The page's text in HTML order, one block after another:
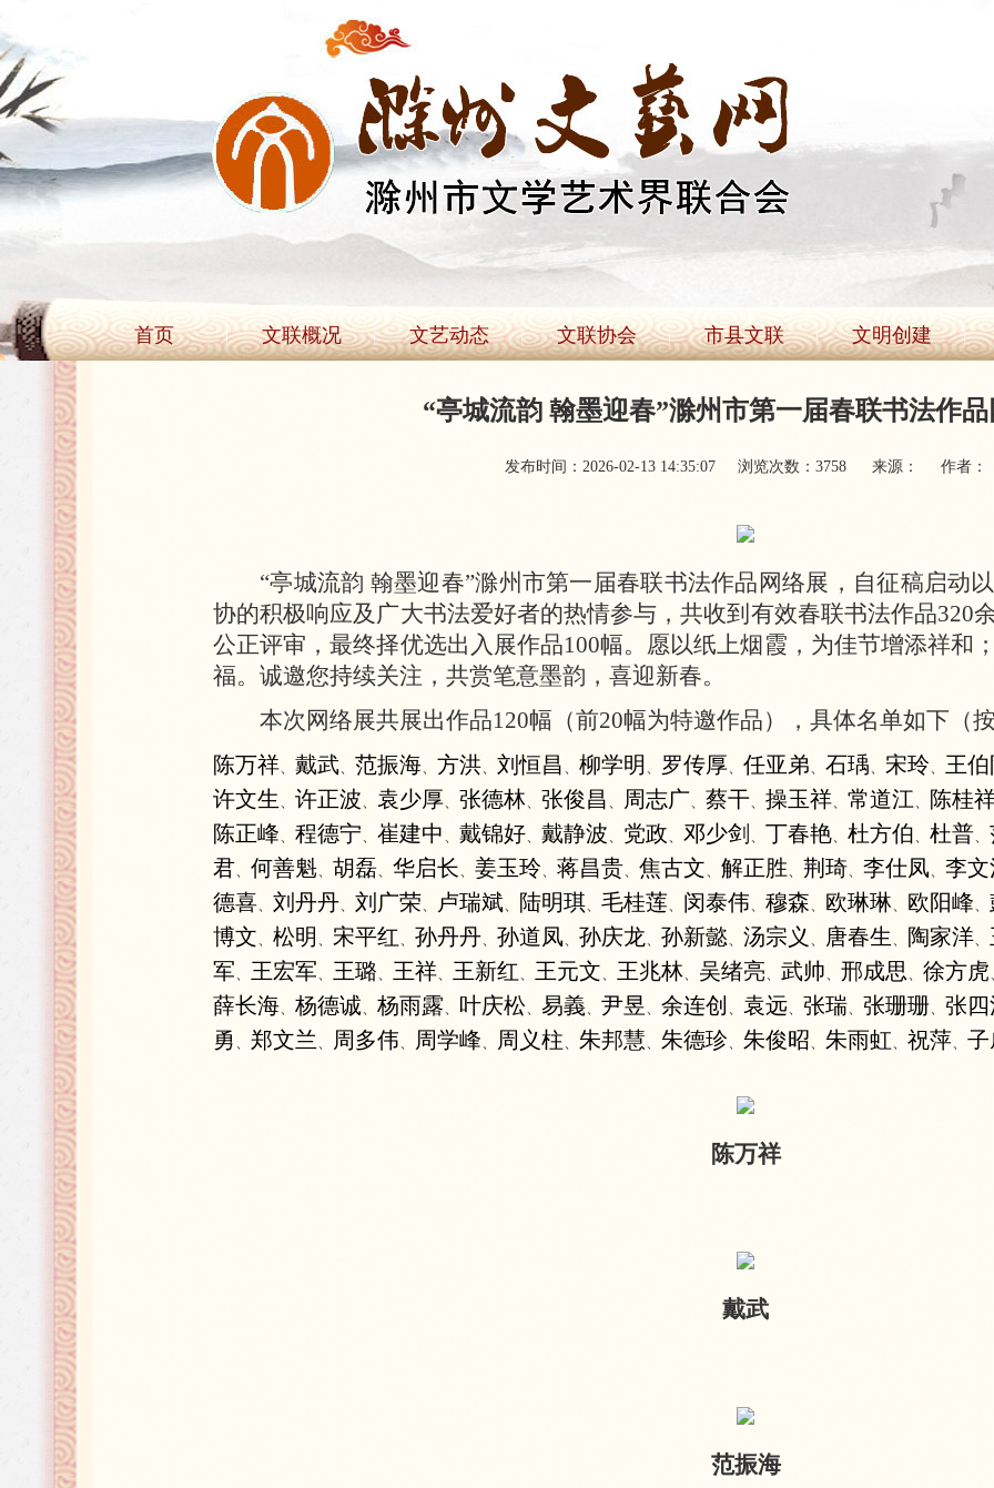
首页 文联概况 文艺动态 文联协会 市县文联 文明创建
“亭城流韵 翰墨迎春”滁州市第一届春联书法作
发布时间：2026-02-13 14:35:07 浏览次数： 3758 来源： 作者：
“亭城流韵 翰墨迎春”滁州市第一届春联书法作品网络展，自征稿启动
协的积极响应及广大书法爱好者的热情参与，共收到有效春联书法作品320
公正评审，最终择优选出入展作品100幅。愿以纸上烟霞，为佳节增添祥和
福。诚邀您持续关注，共赏笔意墨韵，喜迎新春。
本次网络展共展出作品120幅（前20幅为特邀作品），具体名单如下（
陈万祥、 戴武、 范振海、 方洪、 刘恒昌 、 柳学明 、 罗传厚、 任亚弟、 石瑀、 宋玲、 王
许文生 、 许正波、 袁少厚、 张德林、 张俊昌 、 周志广、 蔡干、 操玉祥、 常道江、
陈桂
陈正峰、 程德宁、 崔建中 、 戴锦好、 戴静波、 党政、 邓少剑 、 丁春艳、 杜方伯、 杜普、
君、 何善魁、 胡磊、 华启长、 姜玉玲、 蒋昌贵、 焦古文、 解正胜、 荆琦、 李仕凤、 李文
德喜、 刘丹丹、 刘广荣、 卢瑞斌、 陆明琪、 毛桂莲、 闵泰伟、 穆森、 欧琳琳、 欧阳峰、
博文、 松明 、 宋平红、 孙丹丹、 孙道凤、 孙庆龙、 孙新懿、 汤宗义 、 唐春生 、 陶家洋、
军、 王宏军、 王璐、 王祥、 王新红、 王元文、 王兆林、 吴绪亮、 武帅、 邢成思 、 徐方虎
薛长海、 杨德诚、 杨雨露、 叶庆松、 易義、 尹昱、 余连创 、 袁远、 张瑞、 张珊珊、 张四
勇 、 郑文兰 、 周多伟、 周学峰、 周义柱、 朱邦慧、 朱德珍、 朱俊昭、 朱雨虹、 祝萍、 子
陈万祥
戴武
范振海